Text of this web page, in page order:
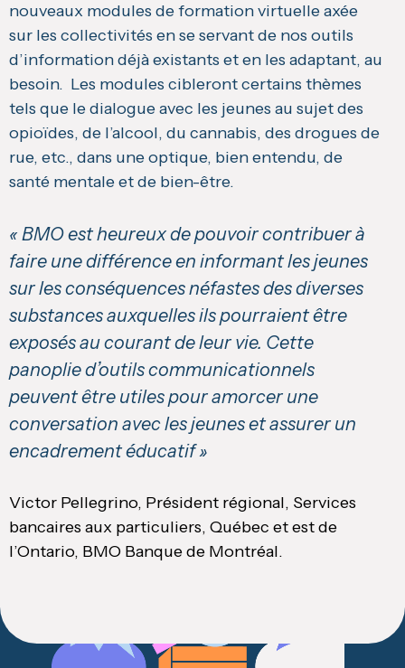
nouveaux modules de formation virtuelle axée
sur les collectivités en se servant de nos outils
d’information déjà existants et en les adaptant, au
besoin. Les modules cibleront certains thèmes
tels que le dialogue avec les jeunes au sujet des
opioïdes, de l’alcool, du cannabis, des drogues de
rue, etc., dans une optique, bien entendu, de
santé mentale et de bien-être.
« BMO est heureux de pouvoir contribuer à
faire une différence en informant les jeunes
sur les conséquences néfastes des diverses
substances auxquelles ils pourraient être
exposés au courant de leur vie. Cette
panoplie d’outilscommunicationnels
peuvent être utiles pour amorcer une
conversation avec les jeunes et assurer un
encadrement éducatif »
Victor Pellegrino, Président régional, Services
bancaires aux particuliers, Québec et est de
l’Ontario, BMO Banque de Montréal.